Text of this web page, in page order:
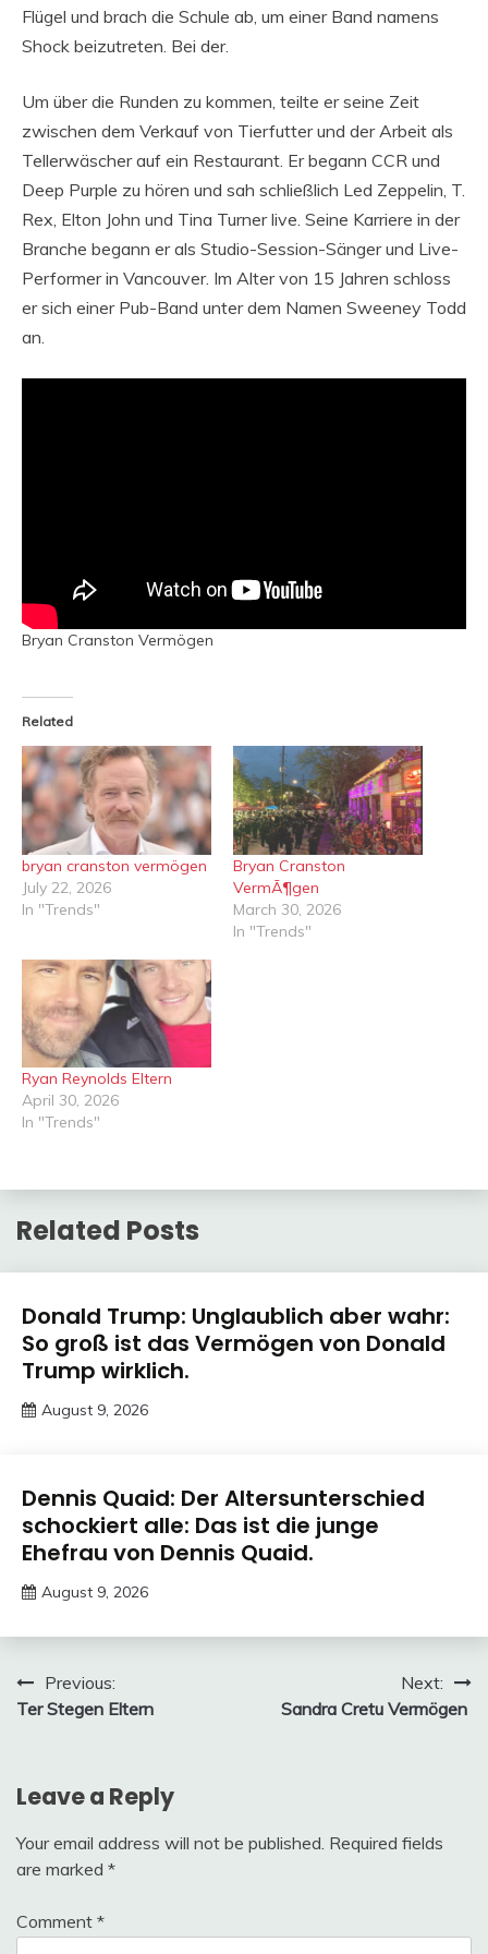
Flügel und brach die Schule ab, um einer Band namens
Shock beizutreten. Bei der.
Um über die Runden zu kommen, teilte er seine Zeit
zwischen dem Verkauf von Tierfutter und der Arbeit als
Tellerwäscher auf ein Restaurant. Er begann CCR und
Deep Purple zu hören und sah schließlich Led Zeppelin, T.
Rex, Elton John und Tina Turner live. Seine Karriere in der
Branche begann er als Studio-Session-Sänger und Live-
Performer in Vancouver. Im Alter von 15 Jahren schloss
er sich einer Pub-Band unter dem Namen Sweeney Todd
an.
Bryan Cranston Vermögen
Related
bryan cranston vermögen
July 22, 2026
In "Trends"
Bryan Cranston
VermÃ¶gen
March 30, 2026
In "Trends"
Ryan Reynolds Eltern
April 30, 2026
In "Trends"
Related Posts
Trends
Donald Trump: Unglaublich aber wahr:
So groß ist das Vermögen von Donald
Trump wirklich.
August 9, 2026
Trends
Dennis Quaid: Der Altersunterschied
schockiert alle: Das ist die junge
Ehefrau von Dennis Quaid.
August 9, 2026
Meme
Post
navigation
Previous:
Ter Stegen Eltern
Next:
Sandra Cretu Vermögen
Leave a Reply
Your email address will not be published. Required fields
are marked *
Comment *